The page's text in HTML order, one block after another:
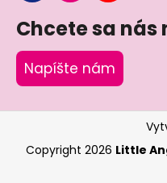
Chcete sa
Napíšte nám
Copyright 2026 Little